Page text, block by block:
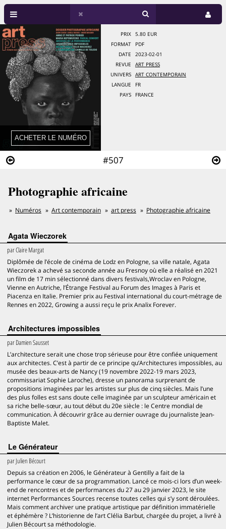
#507
PRIX
5.80 EUR
FORMAT
PDF
DATE
2023-02-01
REVUE
ART PRESS
UNIVERS
ART CONTEMPORAIN
LANGUE
FR
PAYS
FRANCE
Photographie africaine
Numéros Art contemporain art press Photographie africaine
Agata Wieczorek
parClaire Margat
Diplômée de l’école de cinéma de Lodz en Pologne, sa ville natale, Agata
Wieczorek a achevé sa seconde année au Fresnoy où elle a réalisé en 2021
un film de 17 min sélectionné dans divers festivals,Wroclav en Pologne,
Vienne en Autriche, l’Étrange Festival au Forum des Images à Paris et
Piacenza en Italie. Premier prix au Festival international du court-métrage de
Rennes en 2022, Growing a aussi reçu le prix Analix Forever.
Architectures impossibles
parDamien Sausset
L’architecture serait une chose trop sérieuse pour être confiée uniquement
aux architectes. C’est à partir de ce principe qu’Architectures impossibles, au
musée des beaux-arts de Nancy (19 novembre 2022-19 mars 2023,
commissariat Sophie Laroche), dresse un panorama surprenant de
propositions imaginées par les artistes sur plus de cinq siècles. Mais l’une
des plus folles est sans doute celle imaginée par un sculpteur américain et
sa riche belle-sœur, au tout début du 20e siècle : le Centre mondial de
communication. À découvrir grâce au dernier ouvrage du journaliste Jean-
Baptiste Malet.
Le Générateur
parJulien Bécourt
Depuis sa création en 2006, le Générateur à Gentilly a fait de la
performance le cœur de sa programmation. Lancé ce mois-ci lors d’un week-
end de rencontres et de performances du 27 au 29 janvier 2023, le site
internet Performances Sources recense toutes celles qui s’y sont déroulées.
Mais comment archiver une pratique artistique par définition immatérielle
et éphémère ? L’historienne de l’art Clélia Barbut, chargée du projet, a livré à
Julien Bécourt sa méthodologie.